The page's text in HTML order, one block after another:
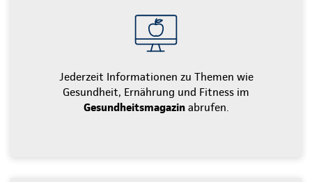
Jederzeit Informationen zu Themen wie
Gesundheit, Ernährung und Fitness im
Gesundheitsmagazinabrufen.